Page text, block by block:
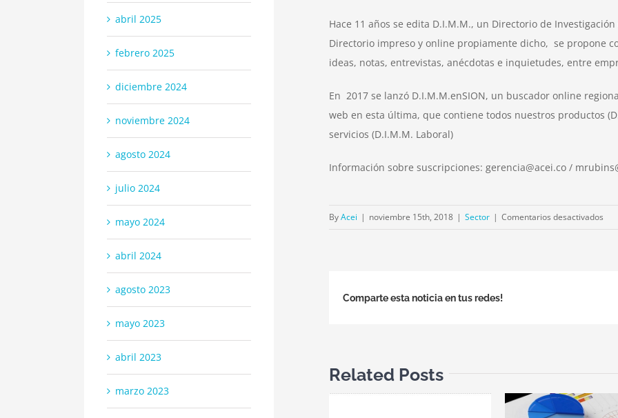
Hace 11 años se edita D.I.M.M., un Directorio de
Directorio impreso y online propiamente dicho, se propone
ideas, notas, entrevistas, anécdotas e inquietudes, entre
En 2017 se lanzó D.I.M.M.enSION, un buscador online
web en esta última, que contiene todos nuestros productos
servicios (D.I.M.M. Laboral)
Información sobre suscripciones: gerencia@acei.co /
ByAcei | noviembre 15th, 2018 | Sector | Comentarios desactivados
Comparte esta noticia en tus redes!
Related Posts
abril 2025
febrero 2025
diciembre 2024
noviembre 2024
agosto 2024
julio 2024
mayo 2024
abril 2024
agosto 2023
mayo 2023
abril 2023
marzo 2023